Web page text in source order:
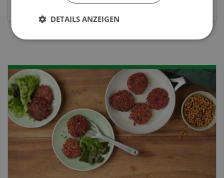
DETAILS ANZEIGEN